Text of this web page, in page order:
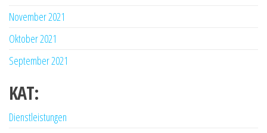
November 2021
Oktober 2021
September 2021
KAT:
Dienstleistungen